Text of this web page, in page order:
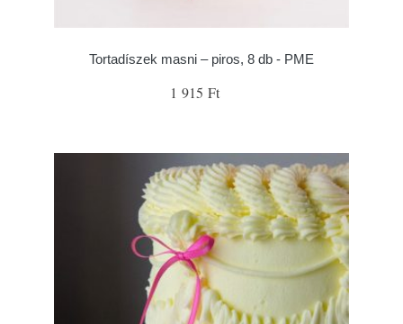
Tortadíszek masni – piros, 8 db - PME
1 915 Ft